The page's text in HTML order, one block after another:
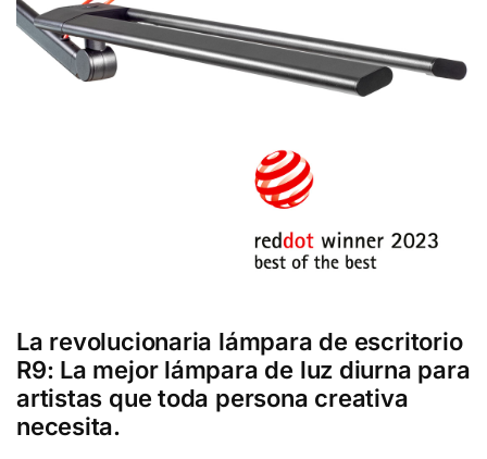
La revolucionaria lámpara de escritorio
R9: La mejor lámpara de luz diurna para
artistas que toda persona creativa
necesita.